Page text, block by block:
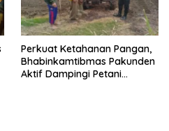
Perkuat Ketahanan Pangan,
Bhabinkamtibmas Pakunden
Aktif Dampingi Petani